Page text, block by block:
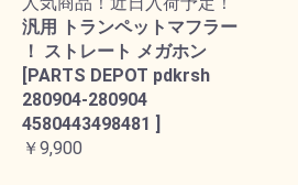
汎用 トランペットマフラー
！ ストレート メガホン
[PARTS DEPOT pdkrsh
280904-280904
4580443498481 ]
￥9,900